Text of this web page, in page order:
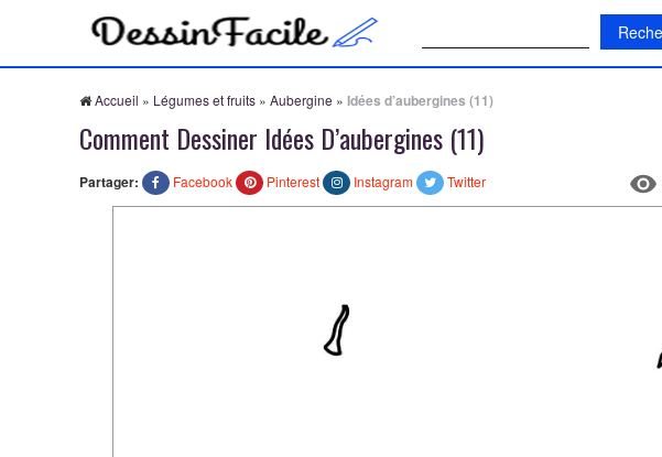
Accueil » Légumes et fruits » Aubergine » Idées d’aubergines (11)
Comment Dessiner Idées D’aubergines (11)
Partager: Facebook Pinterest Instagram Twitter